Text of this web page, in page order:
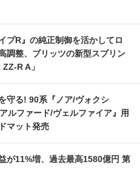
プR』の純正制御を活かしてロ
調整、ブリッツの新型スプリン
R A」
守る! 90系『ノア/ヴォクシ
ルファード/ヴェルファイア』用
マット発売
が11%増、過去最高1580億円 第